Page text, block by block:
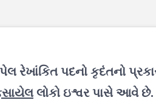
રેખાંકિત પદનો કૃદંતનો
લોકો ઇશ્વર પાસે આવે છે.